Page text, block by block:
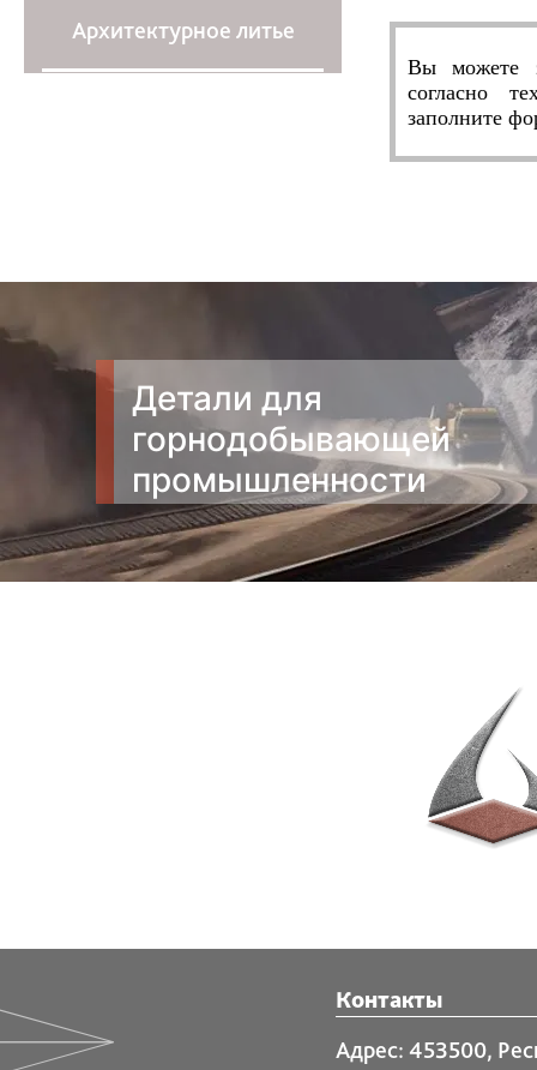
Архитектурное литье
Вы можете
согласно
заполните
Детали для
горнодобывающей
промышленности
Контакты
Адрес: 453500,